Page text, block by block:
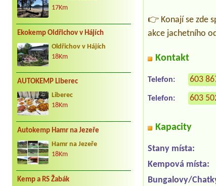
17Km
Ekokemp Oldřichov v Hájích
Oldřichov v Hájích
18Km
AUTOKEMP Liberec
Liberec
18Km
Autokemp Hamr na Jezeře
Hamr na Jezeře
18Km
Kemp a RS Žabák
👉 Konají se zde
akce jachetního
Kontakt
Telefon: 603
Telefon: 603
Kapacity
Stany místa:
Kempová místa:
Bungalovy/